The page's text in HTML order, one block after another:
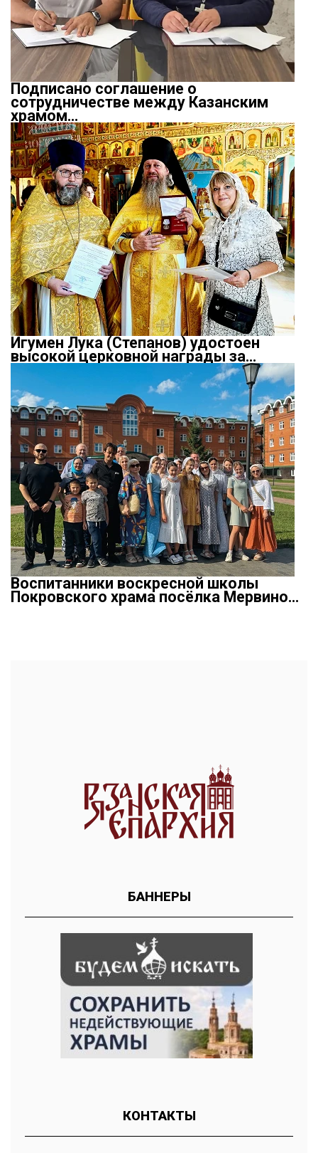
Подписано соглашение о
сотрудничестве между Казанским
храмом…
Игумен Лука (Степанов) удостоен
высокой церковной награды за…
Воспитанники воскресной школы
Покровского храма посёлка Мервино…
БАННЕРЫ
КОНТАКТЫ